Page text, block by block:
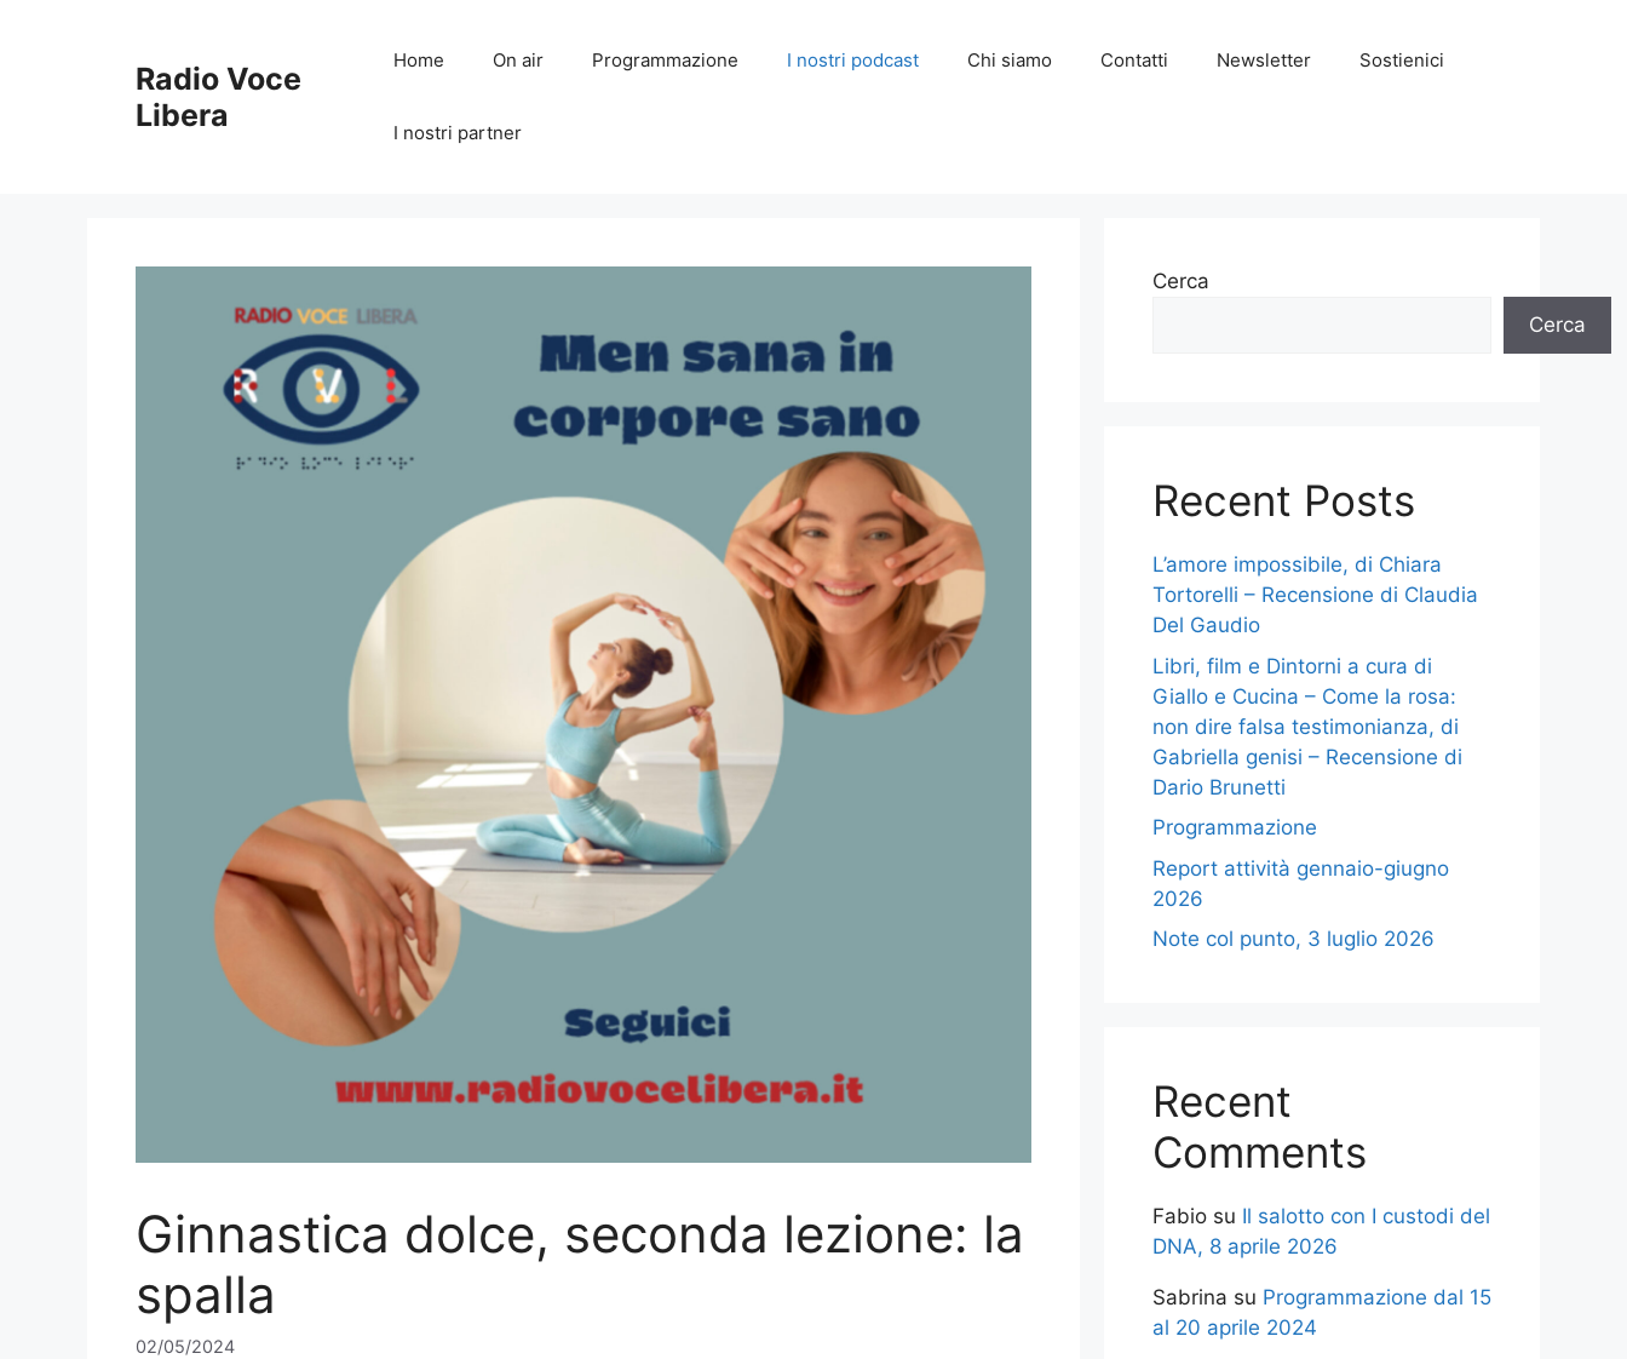
Radio Voce
Libera
Home On air Programmazione I nostri podcast Chi siamo Contatti Newsletter Sostienici
I nostri partner
Ginnastica dolce, seconda lezione: la
spalla
02/05/2024
Cerca
Cerca
Recent Posts
L’amore impossibile, di Chiara
Tortorelli – Recensione di Claudia
Del Gaudio
Libri, film e Dintorni a cura di
Giallo e Cucina – Come la rosa:
non dire falsa testimonianza, di
Gabriella genisi – Recensione di
Dario Brunetti
Programmazione
Report attività gennaio-giugno
2026
Note col punto, 3 luglio 2026
Recent
Comments
Fabio su Il salotto con I custodi del
DNA, 8 aprile 2026
Sabrina su Programmazione dal 15
al 20 aprile 2024